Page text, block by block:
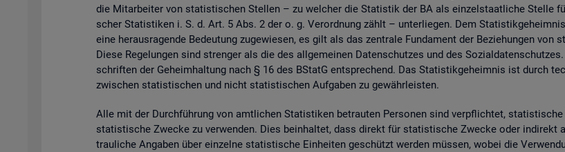
die Mit­ar­bei­ter von sta­tis­ti­schen Stel­len – zu wel­cher die Sta­tis­tik der BA als ein­zel­staat­li­che Stel­le
scher Sta­tis­ti­ken i. S. d. Art. 5 Abs. 2 der o. g. Ver­ord­nung zählt – un­ter­lie­gen. Dem
eine her­aus­ra­gen­de Be­deu­tung zu­ge­wie­sen, es gilt als das zen­tra­le Fun­da­ment der Be­zie­hun­gen von
Diese Re­ge­lun­gen sind stren­ger als die des all­ge­mei­nen Da­ten­schut­zes und des
schrif­ten der Ge­heim­hal­tung nach § 16 des BStatG ent­spre­chend. Das Sta­tis­tik­ge­heim­nis ist durch
zwi­schen sta­tis­ti­schen und nicht sta­tis­ti­schen Auf­ga­ben zu ge­währ­leis­ten.
Alle mit der Durch­füh­rung von amt­li­chen Sta­tis­ti­ken be­trau­ten Per­so­nen sind ver­pflich­tet,
sta­tis­ti­sche Zwe­cke zu ver­wen­den. Dies be­inhal­tet, dass di­rekt für sta­tis­ti­sche Zwe­cke oder
trau­li­che An­ga­ben über ein­zel­ne sta­tis­ti­sche Ein­hei­ten ge­schützt wer­den müs­sen, wobei die